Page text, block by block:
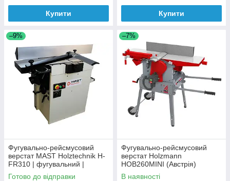
Купити Купити
–9%
Фугувально-рейсмусовий
верстат MAST Holztechnik H-
FR310 | фугувальний |
рейсмусовий 310 мм
Готово до відправки
–7%
Фугувально-рейсмусовий
верстат Holzmann
HOB260MINI (Австрія)
В наявності